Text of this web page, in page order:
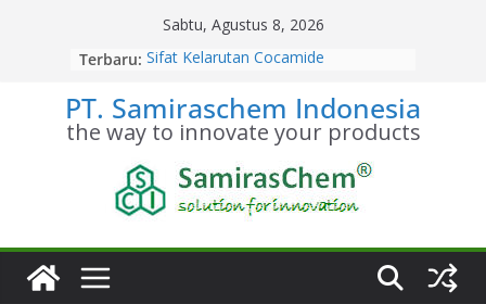
Sabtu, Agustus 8, 2026
Terbaru: Sifat Kelarutan Cocamide
Distributor Cocamide
Diethanolamine Terpercaya
Kesetimbangan Kimia Cocamide
Diethanolamine
Kinetika Kimia Cocamide
Diethanolamine
Diethanolamine
PT. Samiraschem Indonesia
the way to innovate your products